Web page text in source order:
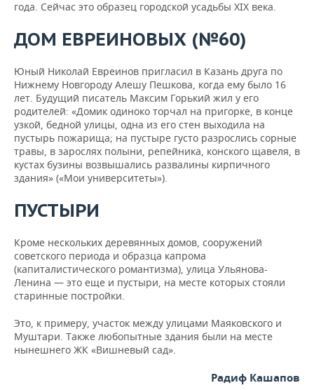
года. Сейчас это образец городской усадьбы XIX века.
ДОМ ЕВРЕИНОВЫХ (№60)
Юный Николай Евреинов пригласил в Казань друга по
Нижнему Новгороду Алешу Пешкова, когда ему было 16
лет. Будущий писатель Максим Горький жил у его
родителей: «Домик одиноко торчал на пригорке, в конце
узкой, бедной улицы, одна из его стен выходила на
пустырь пожарища; на пустыре густо разрослись сорные
травы, в зарослях полыни, репейника, конского щавеля, в
кустах бузины возвышались развалины кирпичного
здания» («Мои университеты»).
ПУСТЫРИ
Кроме нескольких деревянных домов, сооружений
советского периода и образца капрома
(капиталистического романтизма), улица Ульянова-
Ленина — это еще и пустыри, на месте которых стояли
старинные постройки.
Это, к примеру, участок между улицами Маяковского и
Муштари. Также любопытные здания были на месте
нынешнего ЖК «Вишневый сад».
Радиф Кашапов